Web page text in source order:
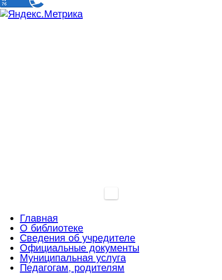
Главная
О библиотеке
Сведения об учредителе
Официальные документы
Муниципальная услуга
Педагогам, родителям